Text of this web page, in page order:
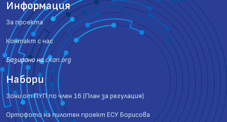
Информация
За проекта
Контакт с нас
Базиранo наckan.org
Набори
Зони от ПУП по член 16 (План за регулация)
Ортофото на пилотен проект ЕСУ Борисова